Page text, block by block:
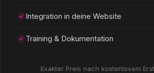
Integration in deine Website
Training & Dokumentation
Exakter Preis nach kostenlosem